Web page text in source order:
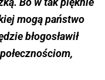
mogą państwo
błogosławił